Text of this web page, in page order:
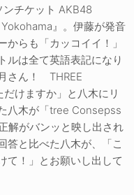
チケット AKB48
』。伊藤が発音
らも「カッコイイ！」
ルは全て英語表記になり
さん！ THREE
けますか」と八木にリ
八木が「tree Consepss
解がバンッと映し出され
答と比べた八木が、「こ
て！」とお願いし出して